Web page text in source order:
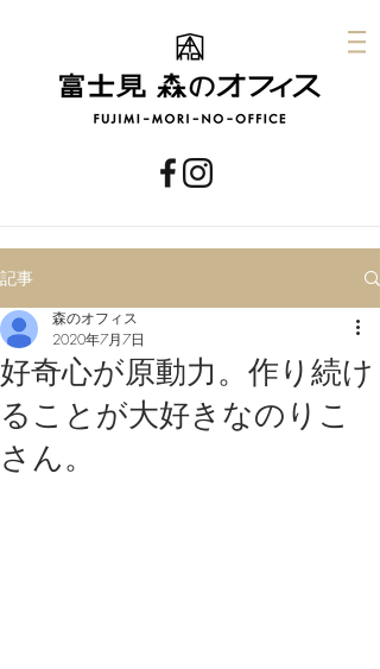
記事
好奇心が原動力。作り続け
ることが大好きなのりこ
さん。
森のオフィス
2020年7月7日